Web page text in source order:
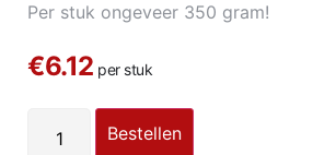
Per stuk ongeveer 350 gram!
€6.12 per stuk
Bestellen